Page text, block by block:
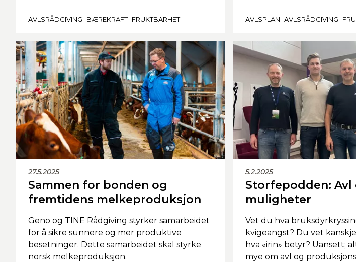
AVLSRÅDGIVING BÆREKRAFT FRUKTBARHET AVLSPLAN AVLSRÅDGIVING
27.5.2025
Sammen for bonden og
fremtidens melkeproduksjon
Geno og TINE Rådgiving styrker samarbeidet
for å sikre sunnere og mer produktive
besetninger. Dette samarbeidet skal styrke
norsk melkeproduksjon.
5.2.2025
Storfepodden: Avl
muligheter
Vet du hva
kvigeangst? Du vet
hva «irin» betyr? Uansett;
mye om avl og